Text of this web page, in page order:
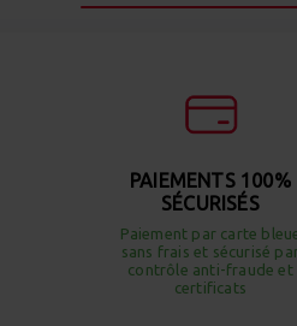
PAIEMENTS 100%
SÉCURISÉS
Paiement par carte
sans frais et sécurisé
contrôle anti-fraude et
certificats